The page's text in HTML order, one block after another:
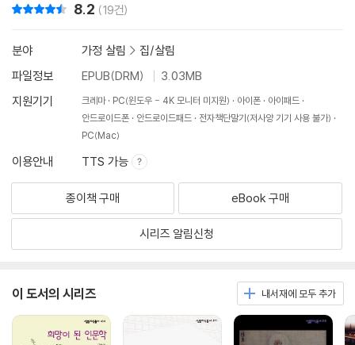
8.2 (19건)
분야 가정 살림 > 집/살림
파일정보
EPUB(DRM)
3.03MB
지원기기
크레마 PC(윈도우 - 4K 모니터 미지원) 아이폰
아이패드
안드로이드폰
안드로이드패드
전자책단말기(저사양 기기 사용 불가)
PC(Mac)
이용안내 TTS 가능
종이책 구매 eBook 구매
시리즈 알림신청
이 도서의 시리즈 내서재에 모두 추가